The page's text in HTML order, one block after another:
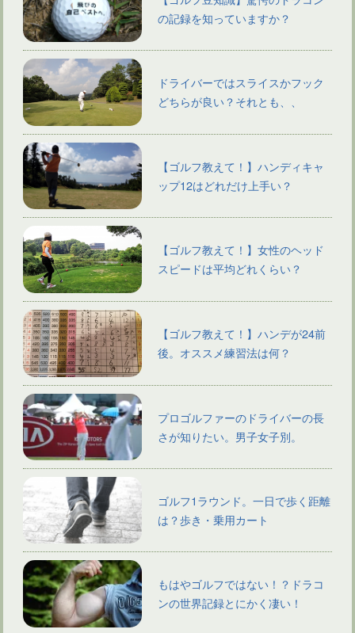
の記録を知っていますか？
ドライバーではスライスかフック
どちらが良い？それとも、、
【ゴルフ教えて！】ハンディキャ
ップ12はどれだけ上手い？
【ゴルフ教えて！】女性のヘッド
スピードは平均どれくらい？
【ゴルフ教えて！】ハンデが24前
後。オススメ練習法は何？
プロゴルファーのドライバーの長
さが知りたい。男子女子別。
ゴルフ1ラウンド。一日で歩く距離
は？歩き・乗用カート
もはやゴルフではない！？ドラコ
ンの世界記録とにかく凄い！